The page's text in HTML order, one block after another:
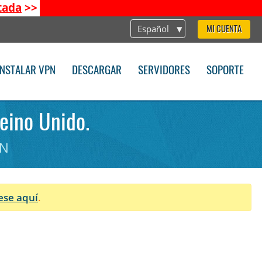
>>
Español MI CUENTA
INSTALAR VPN DESCARGAR SERVIDORES SOPORTE
Unido.
aquí.